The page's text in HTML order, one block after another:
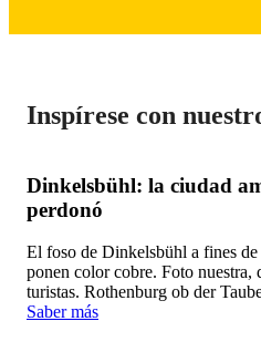
Inspírese con
Dinkelsbühl: la ciudad
perdonó
El foso de Dinkelsbühl a fines
ponen color cobre. Foto nuestra,
turistas. Rothenburg ob der
Saber más